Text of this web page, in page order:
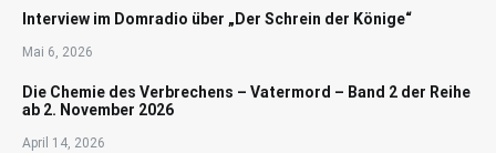
Interview im Domradio über „Der Schrein der Könige“
Mai 6, 2026
Die Chemie des Verbrechens – Vatermord – Band 2 der Reihe
ab 2. November 2026
April 14, 2026